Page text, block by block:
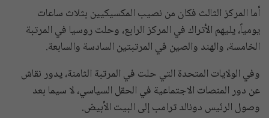
أما المركز الثالث فكان من نصيب المكسيكيين بثلاث ساعات
يومياً، يليهم الأتراك في المركز الرابع، وحلت روسيا في المرتبة
الخامسة، والهند والصين في المرتبتين السادسة والسابعة.
وفي الولايات المتحدة التي حلت في المرتبة الثامنة، يدور نقاش
عن دور المنصات الاجتماعية في الحقل السياسي، لا سيما بعد
وصول الرئيس دونالد ترامب إلى البيت الأبيض.